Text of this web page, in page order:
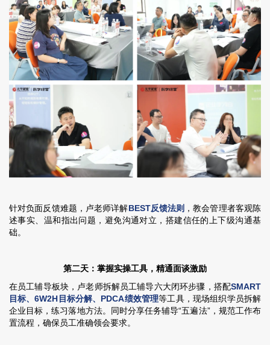
针对负面反馈难题，卢老师详解BEST反馈法则 ，教会管理者客观陈
述事实、温和指出问题，避免沟通对立，搭建信任的上下级沟通基
础。
第二天：掌握实操工具，精通面谈激励
在员工辅导板块，卢老师拆解员工辅导六大闭环步骤，搭配SMART
目标、6W2H目标分解、PDCA绩效管理等工具，现场组织学员拆解
企业目标，练习落地方法。同时分享任务辅导“五遍法”，规范工作布
置流程，确保员工准确领会要求。